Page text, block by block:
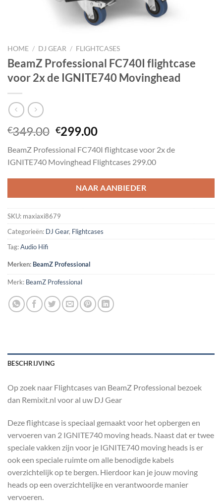
HOME / DJ GEAR / FLIGHTCASES
BeamZ Professional FC740I flightcase
voor 2x de IGNITE740 Movinghead
€349.00 Oorspronkelijke
was:
€349.00.
€299.00Huidige
is:
€299.00.
BeamZ Professional FC740I flightcase voor 2x de
IGNITE740 Movinghead Flightcases 299.00
NAAR AANBIEDER
SKU: maxiaxi8679
Categorieën: DJ Gear, Flightcases
Tag:Audio Hifi
Merken: BeamZ Professional
Merk: BeamZ Professional
BESCHRIJVING
Op zoek naar Flightcases van BeamZ Professional bezoek
dan Remixit.nl voor al uw DJ Gear
Deze flightcase is speciaal gemaakt voor het opbergen en
vervoeren van 2 IGNITE740 moving heads. Naast dat er twee
speciale vakken zijn voor je IGNITE740 moving heads is er
ook een speciale ruimte om alle benodigde kabels
overzichtelijk op te bergen. Hierdoor kan je jouw moving
heads op een overzichtelijke en verantwoorde manier
vervoeren.